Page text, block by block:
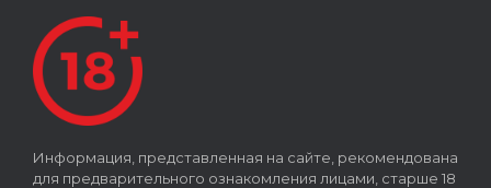
Информация, представленная на сайте, рекомендована
для предварительного ознакомления лицами, старше 18